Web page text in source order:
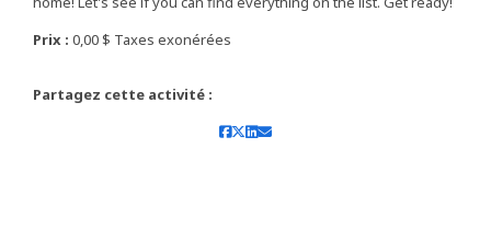
Prix : 0,00 $ Taxes exonérées
Partagez cette activité :